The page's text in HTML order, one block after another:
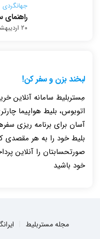
جهانگردی
راهنمای
۲۰ اردیبهشت ۱۴۰۵
لبخند بزن و سفر کن!
مِستربلیط سامانه آنلاین
اتوبوس، بلیط هواپیما
آسان برای برنامه ریزی
بلیط خود را به هر مقصدی
صورتحسابتان را آنلاین
خود باشید
مجله مستربلیط